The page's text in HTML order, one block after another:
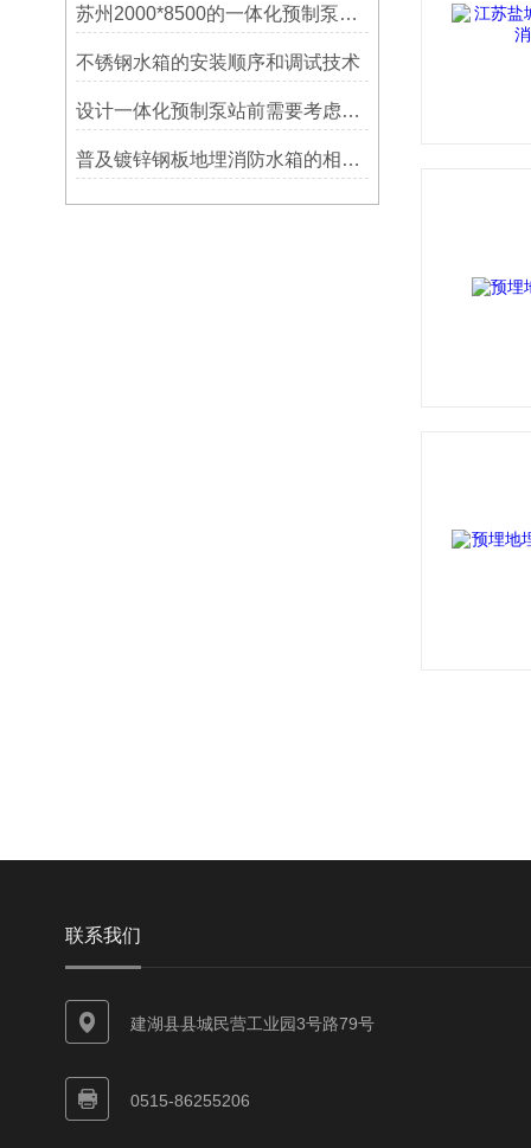
苏州2000*8500的一体化预制泵站安装需要多大范围
不锈钢水箱的安装顺序和调试技术
设计一体化预制泵站前需要考虑哪些因素
普及镀锌钢板地埋消防水箱的相关知识
联系我们
建湖县县城民营工业园3号路79号
0515-86255206